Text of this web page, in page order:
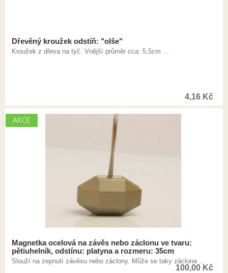
Dřevěný kroužek odstíň: "olše"
Kroužek z dřeva na tyč. Vnější průměr cca: 5,5cm ...
4,16 Kč
AKCE
Magnetka ocelová na závěs nebo záclonu ve tvaru:
pětiuhelník, odstínu: platyna a rozmeru: 35cm
Slouží na zepnutí závěsu nebo záclony. Může se taky záclona ...
100,00 Kč